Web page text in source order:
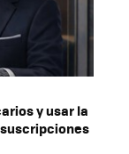
y usar la